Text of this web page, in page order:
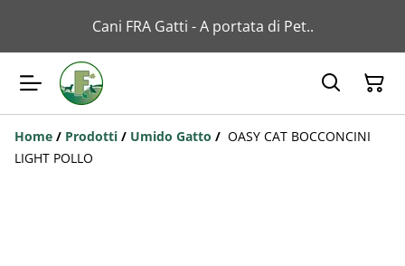
Cani FRA Gatti - A portata di Pet..
Home / Prodotti / Umido Gatto / OASY CAT BOCCONCINI
LIGHT POLLO